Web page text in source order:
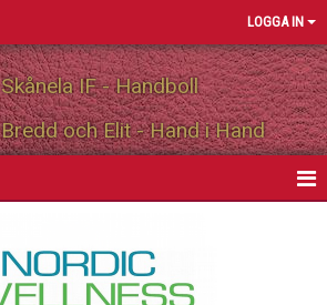
LOGGA IN
Skånela IF - Handboll
Bredd och Elit - Hand i Hand